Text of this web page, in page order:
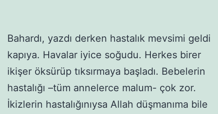
Bahardı, yazdı derken hastalık mevsimi geldi
kapıya. Havalar iyice soğudu. Herkes birer
ikişer öksürüp tıksırmaya başladı. Bebelerin
hastalığı –tüm annelerce malum- çok zor.
İkizlerin hastalığınıysa Allah düşmanıma bile